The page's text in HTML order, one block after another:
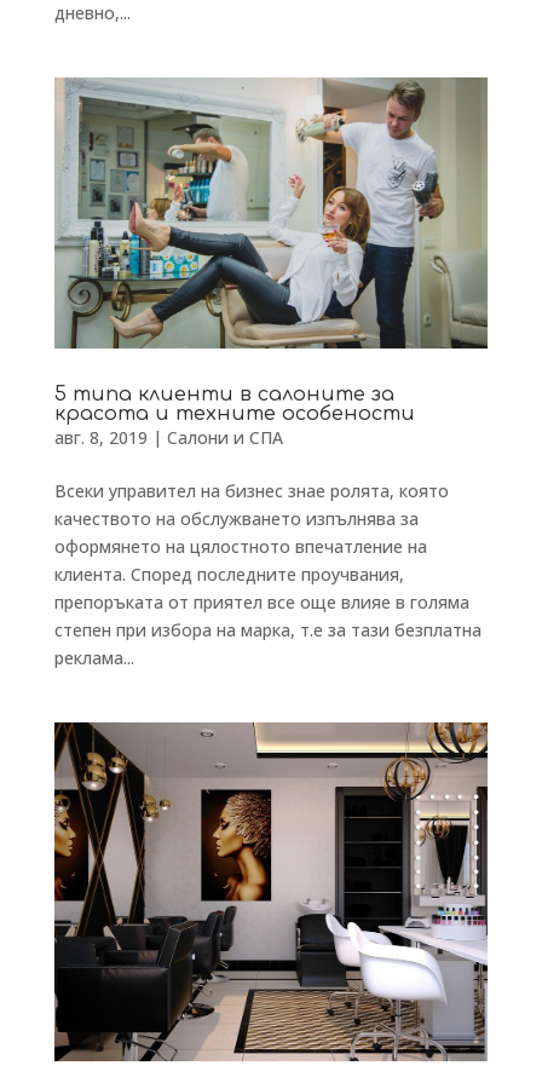
дневно,...
5 типа клиенти в салоните за
красота и техните особености
авг. 8, 2019 | Салони и СПА
Всеки управител на бизнес знае ролята, която
качеството на обслужването изпълнява за
оформянето на цялостното впечатление на
клиента. Според последните проучвания,
препоръката от приятел все още влияе в голяма
степен при избора на марка, т.е за тази безплатна
реклама...